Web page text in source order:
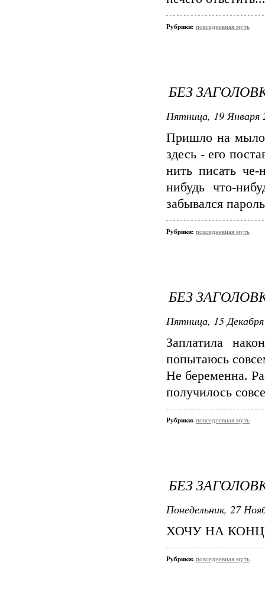
Рубрики: повседневная муть
БЕЗ
Пятница, 19 Января
Пришло на мыло
здесь - его
нить писать
нибудь что-
забывался
Рубрики: повседневная муть
БЕЗ
Пятница, 15
Заплатила
попытаюсь
Не беременна.
получилось
Рубрики: повседневная муть
БЕЗ
Понедельник, 27
ХОЧУ НА
Рубрики: повседневная муть